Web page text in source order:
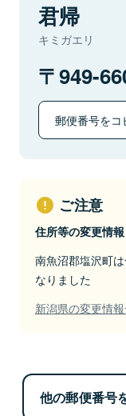
君帰
キミガエリ
949-
郵便番号をコ
ご注意
住所等の変更情報
南魚沼郡塩沢町
なりました
新潟県の変更情
他の郵便番号